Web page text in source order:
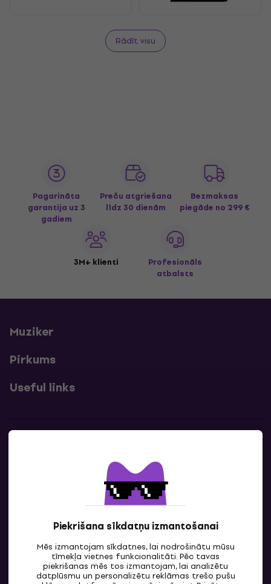
Piekrišana sīkdatņu izmantošanai
Mēs izmantojam sīkdatnes, lai nodrošinātu mūsu
tīmekļa vietnes funkcionalitāti. Pēc tavas
piekrišanas mēs tos izmantojam, lai analizētu
datplūsmu un personalizētu reklāmas trešo pušu
Rādīt visu
Pagarināta
garantija uz 3
gadiem
Preču atgriešana
līdz 30 dienām
Bezmaksas
piegāde no 299 €
3M+ klienti
Profesionāls
atbalsts
Muziker
Pirkums
Useful links
Sazinies ar mums